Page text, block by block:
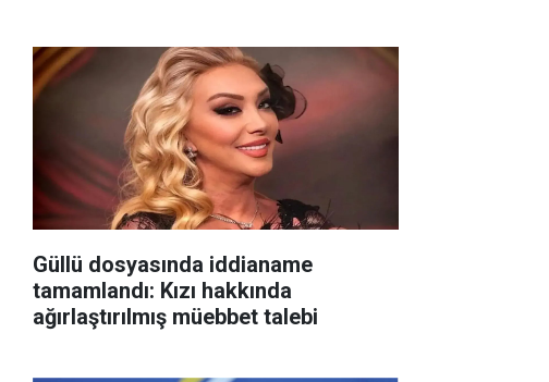
Güllü dosyasında iddianame
tamamlandı: Kızı hakkında
ağırlaştırılmış müebbet talebi